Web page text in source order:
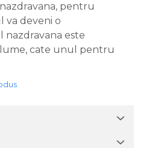
pentru
va deveni o
este
cate unul pentru